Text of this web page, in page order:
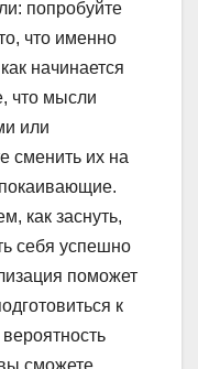
попробуйте
что именно
начинается
что мысли
или
сменить их на
как заснуть,
себя успешно
поможет
к